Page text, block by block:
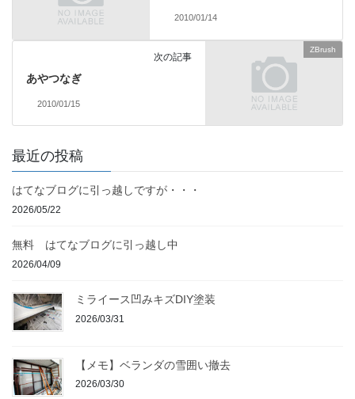
2010/01/14
ZBrush
次の記事
あやつなぎ
2010/01/15
最近の投稿
はてなブログに引っ越しですが・・・
2026/05/22
無料 はてなブログに引っ越し中
2026/04/09
ミライース凹みキズDIY塗装
2026/03/31
【メモ】ベランダの雪囲い撤去
2026/03/30